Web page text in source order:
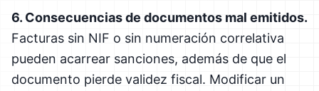
6. Consecuencias de documentos mal emitidos.
Facturas sin NIF o sin numeración correlativa
pueden acarrear sanciones, además de que el
documento pierde validez fiscal. Modificar un